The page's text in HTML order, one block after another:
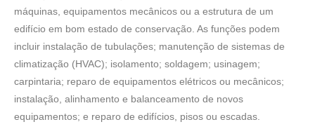
máquinas, equipamentos mecânicos ou a estrutura de um
edifício em bom estado de conservação. As funções podem
incluir instalação de tubulações; manutenção de sistemas de
climatização (HVAC); isolamento; soldagem; usinagem;
carpintaria; reparo de equipamentos elétricos ou mecânicos;
instalação, alinhamento e balanceamento de novos
equipamentos; e reparo de edifícios, pisos ou escadas.